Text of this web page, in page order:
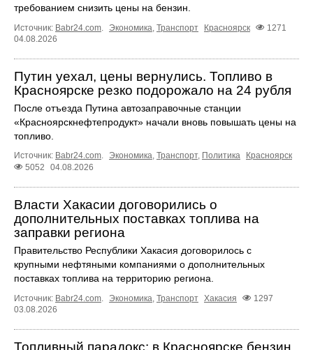
требованием снизить цены на бензин.
Источник: Babr24.com Экономика Транспорт Красноярск
1271
04.08.2026
Путин уехал, цены вернулись. Топливо в
Красноярске резко подорожало на 24 рубля
После отъезда Путина автозаправочные станции
«Красноярскнефтепродукт» начали вновь повышать цены на
топливо.
Источник: Babr24.com Экономика Транспорт, Политика
Красноярск
5052
04.08.2026
Власти Хакасии договорились о
дополнительных поставках топлива на
заправки региона
Правительство Республики Хакасия договорилось с
крупными нефтяными компаниями о дополнительных
поставках топлива на территорию региона.
Источник: Babr24.com. Экономика, Транспорт Хакасия
1297
03.08.2026
Топливный парадокс: в Красноярске бензин